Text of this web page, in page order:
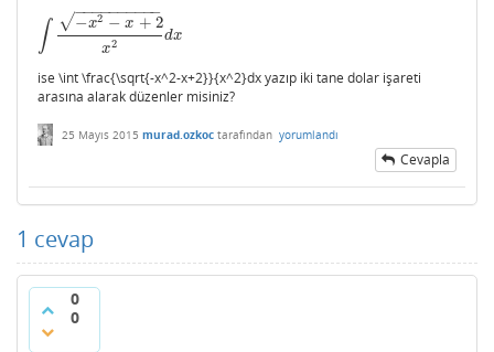
∫ −x2 − x + 2
− −
−−−−−−−−
√
x2
dx
∫−x2−x+2x2dx
ise \int \frac{\sqrt{-x^2-x+2}}{x^2}dx yazıp iki tane dolar işareti
arasına alarak düzenler misiniz?
25 Mayıs 2015 murad.ozkoc tarafından yorumlandı
Cevapla
1 cevap
0
0